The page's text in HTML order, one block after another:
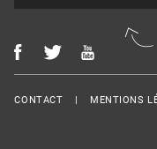
Menu Footer
CONTACT MENTIONS